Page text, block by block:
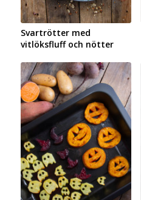
Svartrötter med
vitlöksfluff och nötter